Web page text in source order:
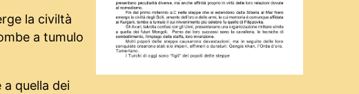
la civiltà
a tumulo
quella dei